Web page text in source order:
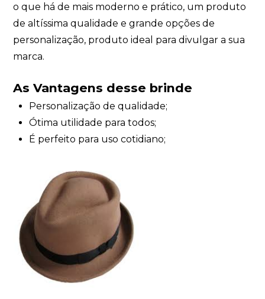
o que há de mais moderno e prático, um produto
de altíssima qualidade e grande opções de
personalização, produto ideal para divulgar a sua
marca.
As Vantagens desse brinde
Personalização de qualidade;
Ótima utilidade para todos;
É perfeito para uso cotidiano;